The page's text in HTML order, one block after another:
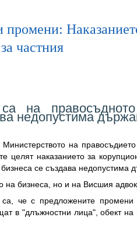
частния
на
недопустима
на
целят наказанието за
се създава
на бизнеса, но и на Висшия
че с предложените
в "длъжностни лица", обект